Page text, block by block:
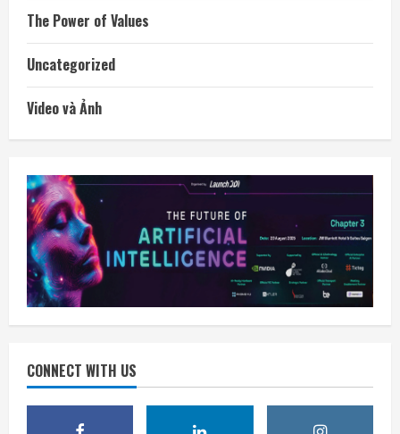
The Power of Values
Uncategorized
Video và Ảnh
CONNECT WITH US